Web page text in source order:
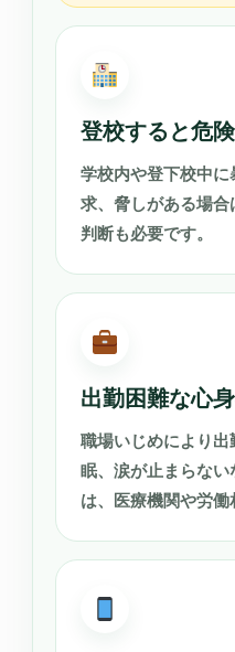
登校すると危険
学校内や登下校中
求、脅しがある場
判断も必要です。
出勤困難な心
職場いじめにより
眠、涙が止まらな
は、医療機関や労働